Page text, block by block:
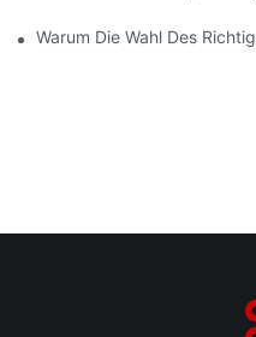
Warum Die Wahl Des